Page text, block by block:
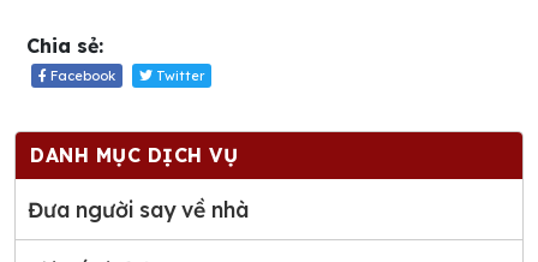
Chia sẻ:
Facebook Twitter
DANH MỤC DỊCH VỤ
Đưa người say về nhà